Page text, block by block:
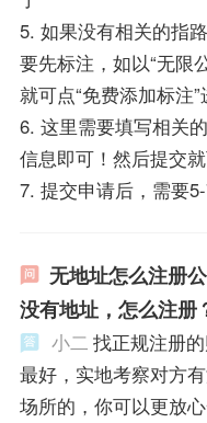
5. 如果没有相关的指
要先标注，如以“无限
就可点“免费添加标注”
6. 这里需要填写相关
信息即可！然后提交就
7. 提交申请后，需要
无地址怎么注册
没有地址，怎么注册
小二 找正规注册
最好，实地考察对方
场所的，你可以更放